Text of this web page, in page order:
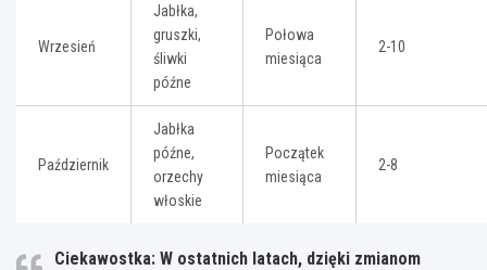
Wrzesień
Jabłka,
gruszki,
śliwki
późne
Połowa
miesiąca
2-10
Październik
Jabłka
późne,
orzechy
włoskie
Początek
miesiąca
2-8
Ciekawostka: W ostatnich latach, dzięki zmianom